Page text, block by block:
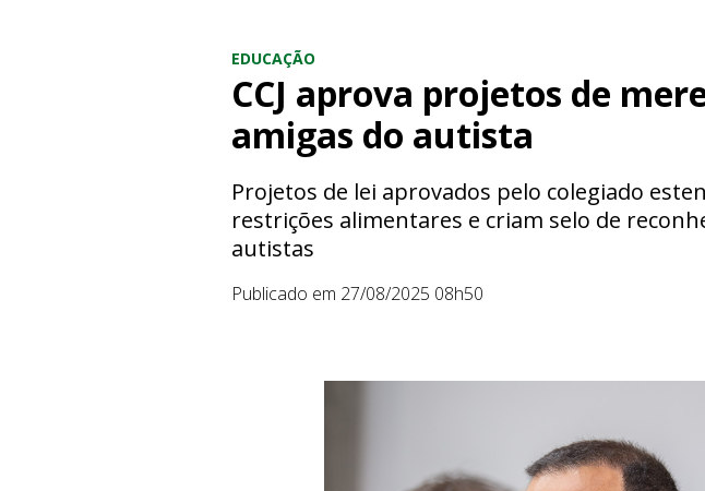
EDUCAÇÃO
CCJ aprova projetos de
amigas do autista
Projetos de lei aprovados pelo colegiado
restrições alimentares e criam selo de
autistas
Publicado em 27/08/2025 08h50